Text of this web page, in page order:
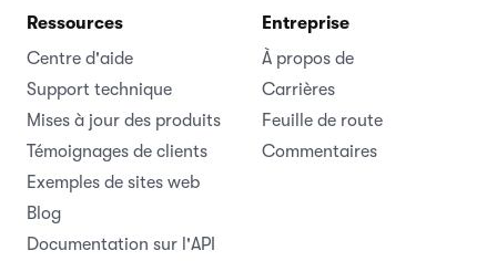
Ressources
Centre d'aide
Support technique
Mises à jour des produits
Témoignages de clients
Exemples de sites web
Blog
Documentation sur l'API
Entreprise
À propos de
Carrières
Feuille de route
Commentaires